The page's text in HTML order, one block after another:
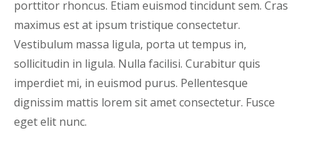
porttitor rhoncus. Etiam euismod tincidunt sem. Cras
maximus est at ipsum tristique consectetur.
Vestibulum massa ligula, porta ut tempus in,
sollicitudin in ligula. Nulla facilisi. Curabitur quis
imperdiet mi, in euismod purus. Pellentesque
dignissim mattis lorem sit amet consectetur. Fusce
eget elit nunc.